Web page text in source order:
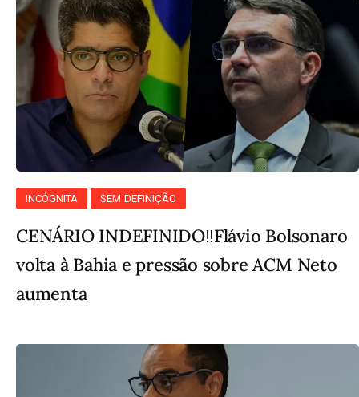
INCÓGNITA SEM DEFINIÇÃO
CENÁRIO INDEFINIDO‼️Flávio Bolsonaro
volta à Bahia e pressão sobre ACM Neto
aumenta